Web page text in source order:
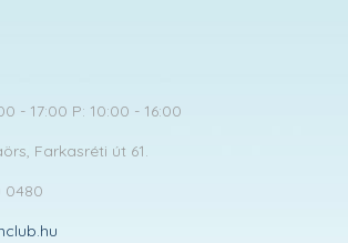
- 17:00 P: 10:00 - 16:00
Farkasréti út 61.
0480